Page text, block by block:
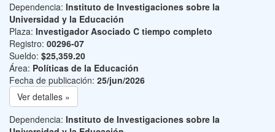
Dependencia: Instituto de Investigaciones sobre la
Universidad y la Educación
Plaza: Investigador Asociado C tiempo completo
Registro: 00296-07
Sueldo: $25,359.20
Área: Políticas de la Educación
Fecha de publicación: 25/jun/2026
Ver detalles »
Dependencia: Instituto de Investigaciones sobre la